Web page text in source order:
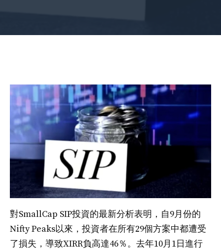
對SmallCap SIP投資的最新分析表明，自9月份的
Nifty Peaks以來，投資者在所有29個方案中都遭受
了損失，導致XIRR負高達46％。去年10月1日進行